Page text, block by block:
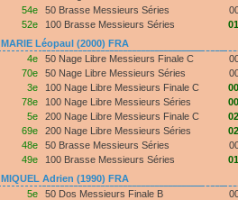
54e
50 Brasse Messieurs Séries
52e
100 Brasse Messieurs Séries
MARIE Léopaul (2000) FRA
4e
50 Nage Libre Messieurs Finale C
70e
50 Nage Libre Messieurs Séries
3e
100 Nage Libre Messieurs Finale C
78e
100 Nage Libre Messieurs Séries
5e
200 Nage Libre Messieurs Finale C
69e
200 Nage Libre Messieurs Séries
48e
50 Brasse Messieurs Séries
49e
100 Brasse Messieurs Séries
MIQUEL Adrien (1990) FRA
5e
50 Dos Messieurs Finale B